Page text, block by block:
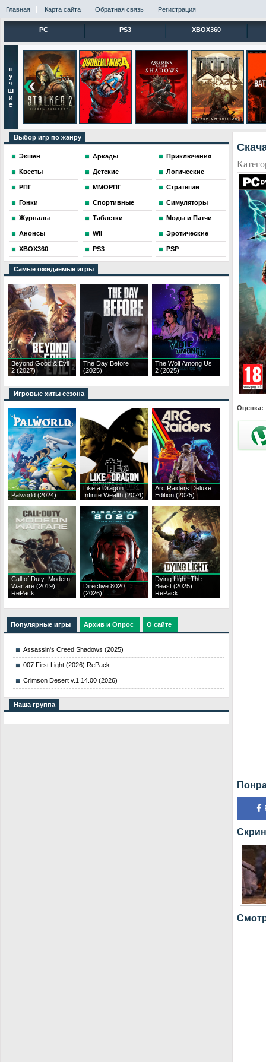
Главная Карта сайта Обратная связь Регистрация
PC PS3 XBOX360
Выбор игр по жанру
Экшен Аркады Приключения
Квесты Детские Логические
РПГ ММОРПГ Стратегии
Гонки Спортивные Симуляторы
Журналы Таблетки Моды и Патчи
Анонсы Wii Эротические
XBOX360 PS3 PSP
Самые ожидаемые игры
Beyond Good & Evil
2 (2027)
The Day Before
(2025)
The Wolf Among Us
2 (2025)
Игровые хиты сезона
Palworld (2024)
Like a Dragon:
Infinite Wealth (2024)
Arc Raiders Deluxe
Edition (2025)
Call of Duty: Modern
Warfare (2019)
RePack
Directive 8020
(2026)
Dying Light: The
Beast (2025)
RePack
Популярные игры Архив и Опрос О сайте
Assassin's Creed Shadows (2025)
007 First Light (2026) RePack
Crimson Desert v.1.14.00 (2026)
Наша группа
Оценка: